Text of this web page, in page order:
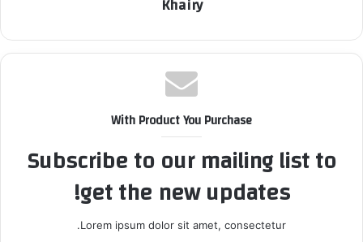
With Product You Purchase
Subscribe to our mailing list to
get the new updates!
Lorem ipsum dolor sit amet, consectetur.